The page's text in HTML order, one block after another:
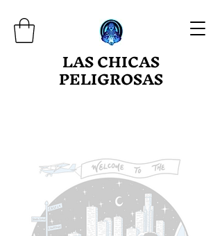
LAS CHICAS
PELIGROSAS